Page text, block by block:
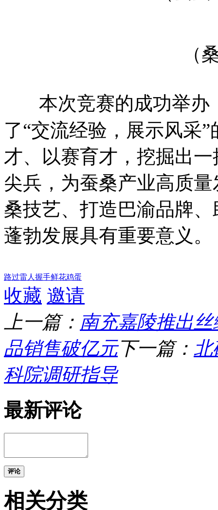
（
本次竞赛的成功举办
了“交流经验，展示风采
才、以赛育才，挖掘出
尖兵，为蚕桑产业高质
桑技艺、打造巴渝品牌
蓬勃发展具有重要意义。
路过雷人 握手鲜花鸡蛋
收藏 邀请
上一篇： 南充嘉陵推出
品销售破亿元下一篇： 北
科院调研指导
最新评论
评论
相关分类